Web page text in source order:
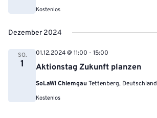
Kostenlos
Dezember 2024
SO.
1 Aktionstag Zukunft planzen
01.12.2024 @ 11:00 - 15:00
SoLaWi ChiemgauTettenberg, Deutschland
Kostenlos